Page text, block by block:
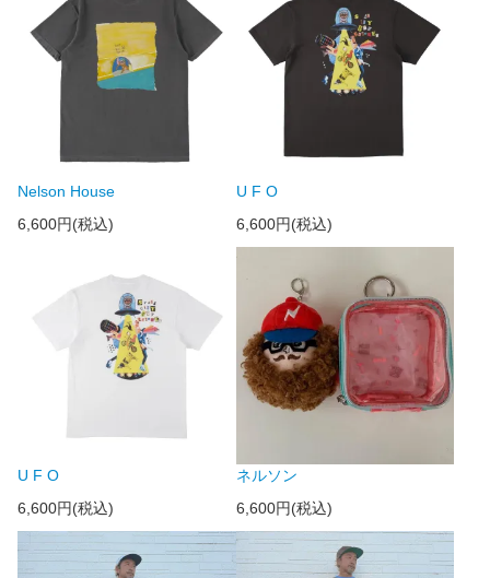
Nelson House
6,600円(税込)
U F O
6,600円(税込)
U F O
6,600円(税込)
ネルソン
6,600円(税込)